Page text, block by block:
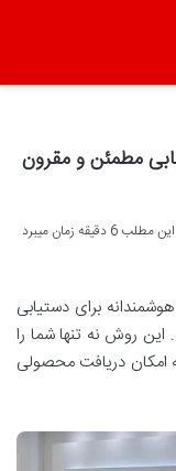
مطمئن و مقرون
دقیقه زمان میبرد
برای دستیابی
این روش نه تنها شما را
امکان دریافت محصولی